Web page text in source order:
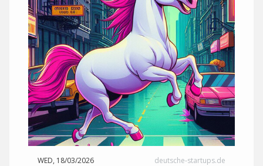
WED, 18/03/2026 deutsche-startups.de